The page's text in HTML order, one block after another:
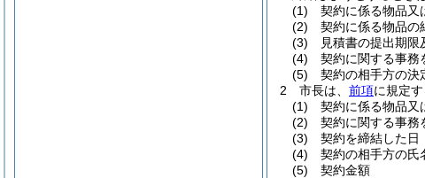
(1)
契約に係る物品又
(2)
契約に係る物品の
(3)
見積書の提出期限
(4)
契約に関する事務
(5)
契約の相手方の決
2
市長は、 前項に規定
(1)
契約に係る物品又
(2)
契約に関する事務
(3)
契約を締結した日
(4)
契約の相手方の氏
(5)
契約金額